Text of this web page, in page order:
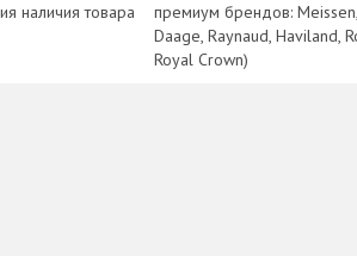
наличия товара
премиум брендов:
Daage, Raynaud, Haviland,
Royal Crown)